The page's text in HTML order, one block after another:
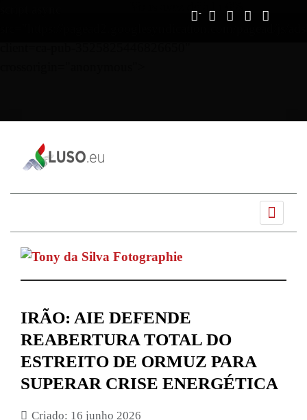
IRÃO: AIE DEFENDE
REABERTURA TOTAL DO
ESTREITO DE ORMUZ PARA
SUPERAR CRISE ENERGÉTICA
Criado: 16 junho 2026